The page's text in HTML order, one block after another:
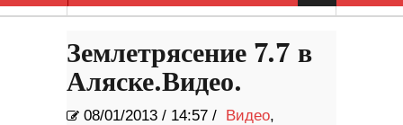
Землетрясение 7.7 в
Аляске.Видео.
08/01/2013 / 14:57 / Видео,